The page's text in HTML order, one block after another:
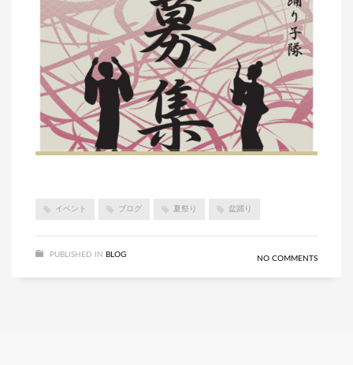
イベント ブログ 夏祭り 盆踊り
PUBLISHED IN BLOG NO COMMENTS